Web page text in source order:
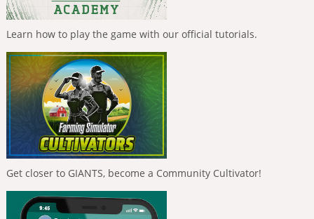
Learn how to play the game with our official tutorials.
Get closer to GIANTS, become a Community Cultivator!